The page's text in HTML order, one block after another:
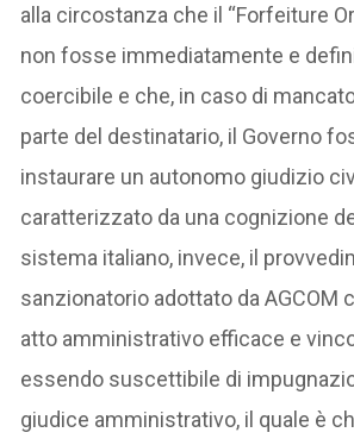
alla circostanza che il “Forfeiture
non fosse immediatamente e
coercibile e che, in caso di
parte del destinatario, il Governo
instaurare un autonomo giudizio
caratterizzato da una cognizione
sistema italiano, invece, il
sanzionatorio adottato da AGCOM
atto amministrativo efficace e
essendo suscettibile di
giudice amministrativo, il quale è